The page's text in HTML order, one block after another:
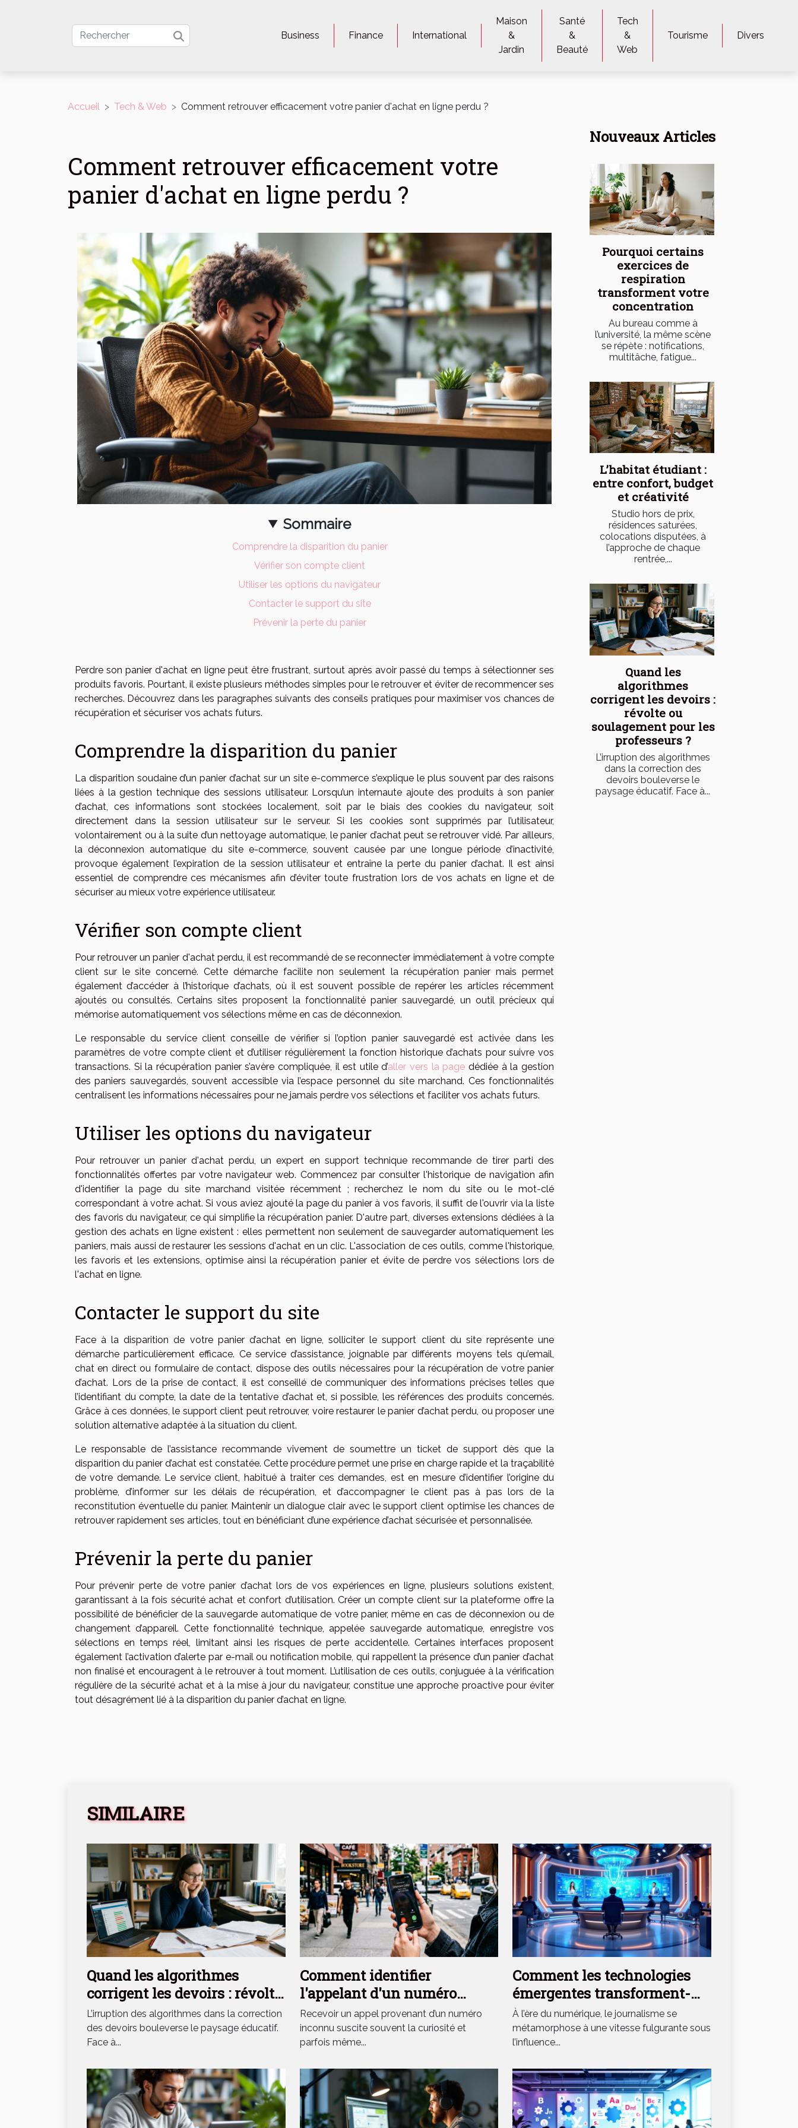
Business Finance International
Maison
&
Jardin
Santé
&
Beauté
Tech
&
Web
Tourisme Divers
Accueil Tech & Web Comment retrouver efficacement votre panier d'achat en ligne perdu ?
Comment retrouver efficacement votre
panier d'achat en ligne perdu ?
Sommaire
Comprendre la disparition du panier
Vérifier son compte client
Utiliser les options du navigateur
Contacter le support du site
Prévenir la perte du panier
Perdre son panier d'achat en ligne peut être frustrant, surtout après avoir passé du temps à sélectionner ses
produits favoris. Pourtant, il existe plusieurs méthodes simples pour le retrouver et éviter de recommencer ses
recherches. Découvrez dans les paragraphes suivants des conseils pratiques pour maximiser vos chances de
récupération et sécuriser vos achats futurs.
Comprendre la disparition du panier
La disparition soudaine d’un panier d’achat sur un site e-commerce s’explique le plus souvent par des raisons
liées à la gestion technique des sessions utilisateur. Lorsqu’un internaute ajoute des produits à son panier
d’achat, ces informations sont stockées localement, soit par le biais des cookies du navigateur, soit
directement dans la session utilisateur sur le serveur. Si les cookies sont supprimés par l’utilisateur,
volontairement ou à la suite d’un nettoyage automatique, le panier d’achat peut se retrouver vidé. Par ailleurs,
la déconnexion automatique du site e-commerce, souvent causée par une longue période d’inactivité,
provoque également l’expiration de la session utilisateur et entraîne la perte du panier d’achat. Il est ainsi
essentiel de comprendre ces mécanismes afin d’éviter toute frustration lors de vos achats en ligne et de
sécuriser au mieux votre expérience utilisateur.
Vérifier son compte client
Pour retrouver un panier d'achat perdu, il est recommandé de se reconnecter immédiatement à votre compte
client sur le site concerné. Cette démarche facilite non seulement la récupération panier mais permet
également d’accéder à l’historique d’achats, où il est souvent possible de repérer les articles récemment
ajoutés ou consultés. Certains sites proposent la fonctionnalité panier sauvegardé, un outil précieux qui
mémorise automatiquement vos sélections même en cas de déconnexion.
Le responsable du service client conseille de vérifier si l’option panier sauvegardé est activée dans les
paramètres de votre compte client et d’utiliser régulièrement la fonction historique d’achats pour suivre vos
transactions. Si la récupération panier s’avère compliquée, il est utile d’aller vers la page dédiée à la gestion
des paniers sauvegardés, souvent accessible via l’espace personnel du site marchand. Ces fonctionnalités
centralisent les informations nécessaires pour ne jamais perdre vos sélections et faciliter vos achats futurs.
Utiliser les options du navigateur
Pour retrouver un panier d'achat perdu, un expert en support technique recommande de tirer parti des
fonctionnalités offertes par votre navigateur web. Commencez par consulter l'historique de navigation afin
d'identifier la page du site marchand visitée récemment ; recherchez le nom du site ou le mot-clé
correspondant à votre achat. Si vous aviez ajouté la page du panier à vos favoris, il suffit de l'ouvrir via la liste
des favoris du navigateur, ce qui simplifie la récupération panier. D'autre part, diverses extensions dédiées à la
gestion des achats en ligne existent : elles permettent non seulement de sauvegarder automatiquement les
paniers, mais aussi de restaurer les sessions d'achat en un clic. L'association de ces outils, comme l'historique,
les favoris et les extensions, optimise ainsi la récupération panier et évite de perdre vos sélections lors de
l'achat en ligne.
Contacter le support du site
Face à la disparition de votre panier d’achat en ligne, solliciter le support client du site représente une
démarche particulièrement efficace. Ce service d’assistance, joignable par différents moyens tels qu’email,
chat en direct ou formulaire de contact, dispose des outils nécessaires pour la récupération de votre panier
d’achat. Lors de la prise de contact, il est conseillé de communiquer des informations précises telles que
l’identifiant du compte, la date de la tentative d’achat et, si possible, les références des produits concernés.
Grâce à ces données, le support client peut retrouver, voire restaurer le panier d’achat perdu, ou proposer une
solution alternative adaptée à la situation du client.
Le responsable de l’assistance recommande vivement de soumettre un ticket de support dès que la
disparition du panier d’achat est constatée. Cette procédure permet une prise en charge rapide et la traçabilité
de votre demande. Le service client, habitué à traiter ces demandes, est en mesure d’identifier l’origine du
problème, d’informer sur les délais de récupération, et d’accompagner le client pas à pas lors de la
reconstitution éventuelle du panier. Maintenir un dialogue clair avec le support client optimise les chances de
retrouver rapidement ses articles, tout en bénéficiant d’une expérience d’achat sécurisée et personnalisée.
Prévenir la perte du panier
Pour prévenir perte de votre panier d’achat lors de vos expériences en ligne, plusieurs solutions existent,
garantissant à la fois sécurité achat et confort d’utilisation. Créer un compte client sur la plateforme offre la
possibilité de bénéficier de la sauvegarde automatique de votre panier, même en cas de déconnexion ou de
changement d’appareil. Cette fonctionnalité technique, appelée sauvegarde automatique, enregistre vos
sélections en temps réel, limitant ainsi les risques de perte accidentelle. Certaines interfaces proposent
également l’activation d’alerte par e-mail ou notification mobile, qui rappellent la présence d’un panier d’achat
non finalisé et encouragent à le retrouver à tout moment. L’utilisation de ces outils, conjuguée à la vérification
régulière de la sécurité achat et à la mise à jour du navigateur, constitue une approche proactive pour éviter
tout désagrément lié à la disparition du panier d’achat en ligne.
Nouveaux Articles
Pourquoi certains
exercices de
respiration
transforment votre
concentration
Au bureau comme à
l’université, la même scène
se répète : notifications,
multitâche, fatigue...
L’habitat étudiant :
entre confort, budget
et créativité
Studio hors de prix,
résidences saturées,
colocations disputées, à
l’approche de chaque
rentrée,...
Quand les
algorithmes
corrigent les devoirs :
révolte ou
soulagement pour les
professeurs ?
L’irruption des algorithmes
dans la correction des
devoirs bouleverse le
paysage éducatif. Face à...
SIMILAIRE
Quand les algorithmes
corrigent les devoirs : révolte
ou soulagement pour les
professeurs ?
L’irruption des algorithmes dans la correction
des devoirs bouleverse le paysage éducatif.
Face à...
Comment identifier
l'appelant d'un numéro
inconnu grâce à l'annuaire ?
Recevoir un appel provenant d’un numéro
inconnu suscite souvent la curiosité et
parfois même...
Comment les technologies
émergentes transforment-
elles le journalisme
numérique ?
À l’ère du numérique, le journalisme se
métamorphose à une vitesse fulgurante sous
l’influence...